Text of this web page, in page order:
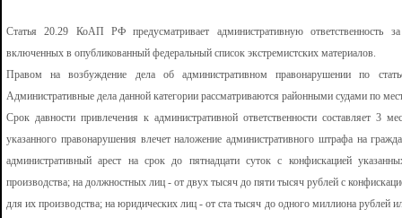
Статья 20.29 КоАП РФ предусматривает административную ответственность за
включенных в опубликованный федеральный список экстремистских материалов.
Правом на возбуждение дела об административном правонарушении по
Административные дела данной категории рассматриваются районными судами по
Срок давности привлечения к административной ответственности составляет 3
указанного правонарушения влечет наложение административного штрафа на
административный арест на срок до пятнадцати суток с конфискацией
производства; на должностных лиц - от двух тысяч до пяти тысяч рублей с
для их производства; на юридических лиц - от ста тысяч до одного миллиона рублей